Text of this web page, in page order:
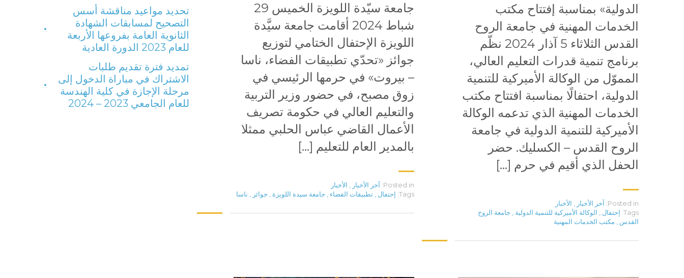
الدولية» بمناسبة إفتتاح مكتب
الخدمات المهنية في جامعة الروح
القدس الثلاثاء 5 آذار 2024 نظّم
برنامج تنمية قدرات التعليم العالي،
المموّل من الوكالة الأميركية للتنمية
الدولية، احتفالًا بمناسبة افتتاح مكتب
الخدمات المهنية الذي تدعمه الوكالة
الأميركية للتنمية الدولية في جامعة
الروح القدس – الكسليك. حضر
الحفل الذي أقيم في حرم […]
Posted in: آخر الأخبار
الأخبار
Tags: إحتفال الوكالة الأميركية للتنمية الدولية
جامعة الروح
القدس
مكتب الخدمات المهنية
جامعة سيّدة اللويزة الخميس 29
شباط 2024 أقامت جامعة سيَّدة
اللويزة الإحتفال الختامي لتوزيع
جوائز «تحدّي تطبيقات الفضاء، ناسا
– بيروت» في حرمها الرئيسي في
زوق مصبح، في حضور وزير التربية
والتعليم العالي في حكومة تصريف
الأعمال القاضي عباس الحلبي ممثلا
بالمدير العام للتعليم […]
Posted in: آخر الأخبار
الأخبار
Tags: إحتفال تطبيقات الفضاء جامعة سيدة اللويزة جوائز ناسا
تحديد مواعيد مناقشة أسس
التصحيح لمسابقات الشهادة
الثانوية العامة بفروعها الأربعة
للعام 2023 الدورة العادية
تمديد فترة تقديم طلبات
الاشتراك في مباراة الدخول إلى
مرحلة الإجازة في كلية الهندسة
للعام الجامعي 2023 – 2024